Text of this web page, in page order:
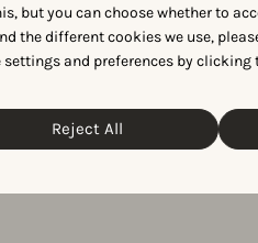
but you can choose whether to
the different cookies we use,
and preferences by clicking
Reject All